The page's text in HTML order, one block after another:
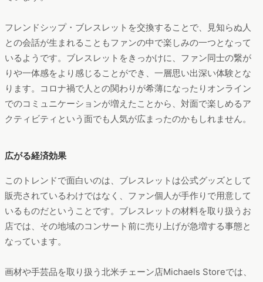
フレンドシップ・ブレスレットを交換することで、見知らぬ人
との会話が生まれることもファンの中で楽しみの一つとなって
いるようです。ブレスレットをきっかけに、ファン同士の繋が
りや一体感をより感じることができ、一層思い出深い体験とな
ります。コロナ禍で人との関わりが希薄になったりオンライン
でのコミュニケーションが増えたことから、対面で楽しめるア
クティビティという面でも人気が広まったのかもしれません。
広がる経済効果
このトレンドで面白いのは、ブレスレットは公式グッズとして
販売されているわけではなく、ファン個人が手作りで用意して
いるものだということです。ブレスレットの材料を取り扱うお
店では、その地域のコンサート前に売り上げが急増する事態と
なっています。
画材や手芸品を取り扱う北米チェーン店Michaels Storeでは、